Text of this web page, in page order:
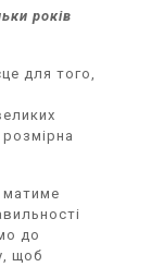
років
для того,
розмірна
матиме
до
щоб